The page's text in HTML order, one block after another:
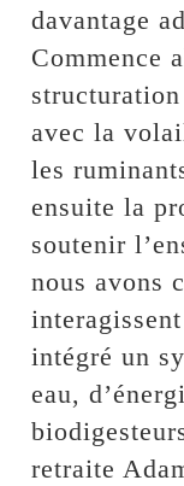
davantage
Commence
avec la
les
ensuite la
soutenir
nous avons
intégré un
eau,
retraite